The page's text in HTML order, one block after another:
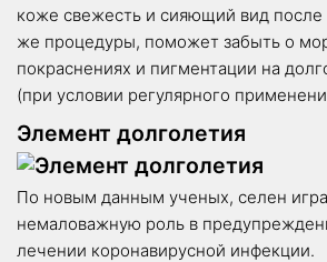
коже свежесть и сияющий вид после
же процедуры, поможет забыть о
покраснениях и пигментации на
(при условии регулярного
Элемент долголетия
По новым данным ученых, селен
немаловажную роль в
лечении коронавирусной инфекции.